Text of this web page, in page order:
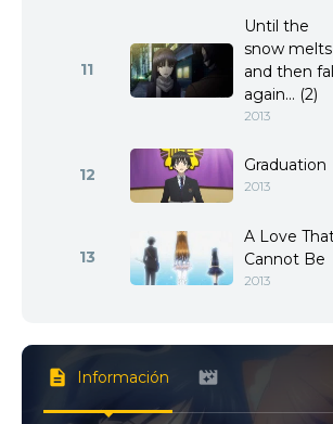
11
Until the
snow melts
and then
again... (2)
2013
12 Graduation
2013
13
A Love
Cannot Be
2013
Información